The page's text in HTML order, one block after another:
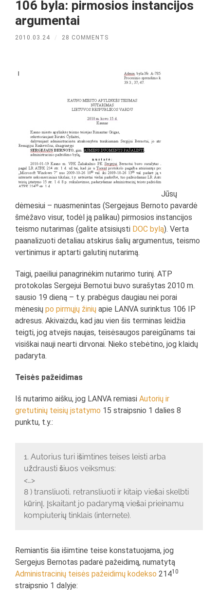
106 byla: pirmosios instancijos
argumentai
2010.03.24 / 28 COMMENTS
Jūsų
dėmesiui – nuasmenintas (Sergejaus Bernoto pavardė
šmėžavo visur, todėl ją palikau) pirmosios instancijos
teismo nutarimas (galite atsisiųsti DOC bylą). Verta
paanalizuoti detaliau atskirus šalių argumentus, teismo
vertinimus ir aptarti galutinį nutarimą.
Taigi, paeiliui panagrinėkim nutarimo turinį. ATP
protokolas Sergejui Bernotui buvo surašytas 2010 m.
sausio 19 dieną – t.y. prabėgus daugiau nei porai
mėnesiųpo pirmųjų žinių apie LANVA surinktus 106 IP
adresus. Akivaizdu, kad jau vien šis terminas leidžia
teigti, jog atvejis naujas, teisėsaugos pareigūnams tai
visiškai nauji nearti dirvonai. Nieko stebėtino, jog klaidų
padaryta.
Teisės pažeidimas
Iš nutarimo aišku, jog LANVA remiasiAutorių ir
gretutinių teisių įstatymo 15 straipsnio 1 dalies 8
punktu, t.y.:
1. Autorius turi išimtines teises leisti arba
uždrausti šiuos veiksmus:
<…>
8 ) transliuoti, retransliuoti ir kitaip viešai skelbti
kūrinį, įskaitant jo padarymą viešai prieinamu
kompiuterių tinklais (internete).
Remiantis šia išimtine teise konstatuojama, jog
Sergejus Bernotas padarė pažeidimą, numatytą
Administracinių teisės pažeidimų kodekso 21410
straipsnio 1 dalyje: